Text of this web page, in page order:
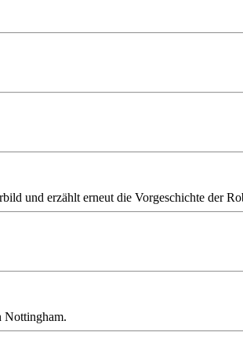
und erzählt erneut die Vorgeschichte der
Nottingham.